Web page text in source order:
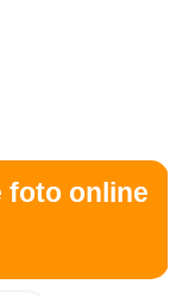
foto online